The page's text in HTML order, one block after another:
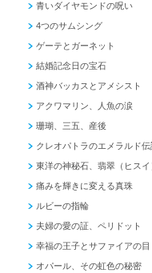
青いダイヤモンドの呪い
4つのサムシング
ゲーテとガーネット
結婚記念日の宝石
酒神バッカスとアメシスト
アクワマリン、人魚の涙
珊瑚、三五、産後
クレオパトラのエメラルド伝
東洋の神秘石、翡翠（ヒスイ
痛みを輝きに変える真珠
ルビーの指輪
夫婦の愛の証、ペリドット
幸福の王子とサファイアの目
オパール、その虹色の秘密